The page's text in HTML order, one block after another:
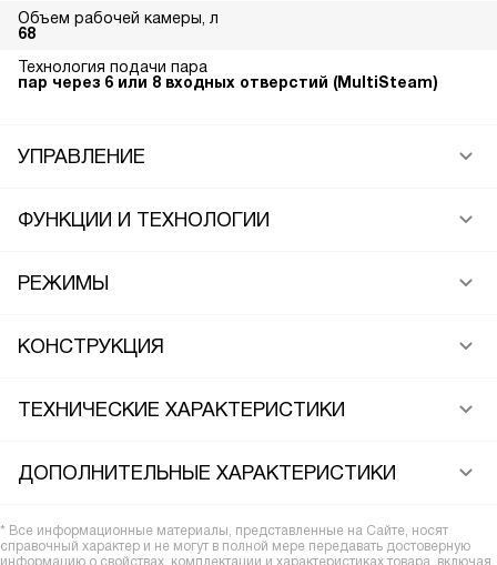
Объем рабочей камеры, л
68
Технология подачи пара
пар через 6 или 8 входных отверстий (MultiSteam)
УПРАВЛЕНИЕ
ФУНКЦИИ И ТЕХНОЛОГИИ
РЕЖИМЫ
КОНСТРУКЦИЯ
ТЕХНИЧЕСКИЕ ХАРАКТЕРИСТИКИ
ДОПОЛНИТЕЛЬНЫЕ ХАРАКТЕРИСТИКИ
* Все информационные материалы, представленные на Сайте, носят
справочный характер и не могут в полной мере передавать достоверную
информацию о свойствах, комплектации и характеристиках товара, включая